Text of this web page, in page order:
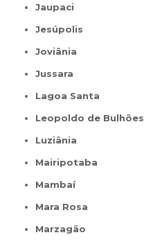
Jaupaci
Jesúpolis
Joviânia
Jussara
Lagoa Santa
Leopoldo de Bulhões
Luziânia
Mairipotaba
Mambaí
Mara Rosa
Marzagão